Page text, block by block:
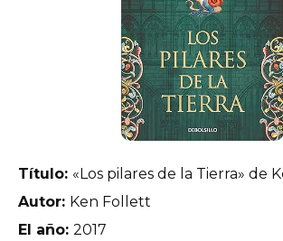
Título: «Los pilares de la Tierra» de
Autor: Ken Follett
El año: 2017